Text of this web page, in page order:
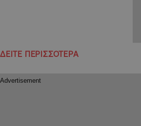
ΔΕΙΤΕ ΠΕΡΙΣΣΟΤΕΡΑ